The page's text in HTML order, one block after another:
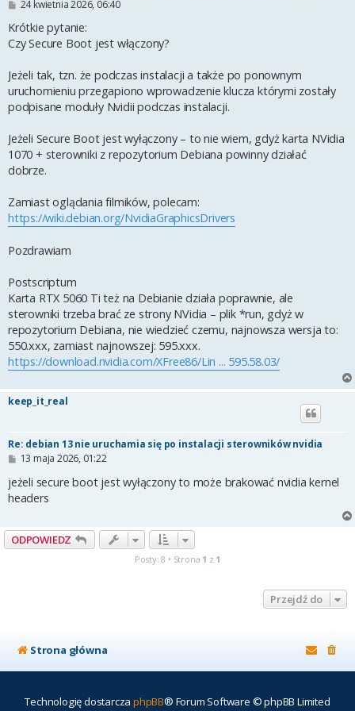
P
s
24 kwietnia 2026, 06:40
Krótkie pytanie:
Czy Secure Boot jest włączony?
Jeżeli tak, tzn. że podczas instalacji a także po ponownym
uruchomieniu przegapiono wprowadzenie klucza którymi zostały
podpisane moduły Nvidii podczas instalacji.
Jeżeli Secure Boot jest wyłączony – to nie wiem, gdyż karta NVidia
1070 + sterowniki z repozytorium Debiana powinny działać
dobrze.
Zamiast oglądania filmików, polecam:
https://wiki.debian.org/NvidiaGraphicsDrivers
Pozdrawiam
Postscriptum
Karta RTX 5060 Ti też na Debianie działa poprawnie, ale
sterowniki trzeba brać ze strony NVidia – plik *run, gdyż w
repozytorium Debiana, nie wiedzieć czemu, najnowsza wersja to:
550.xxx, zamiast najnowszej: 595.xxx.
https://download.nvidia.com/XFree86/Lin ... 595.58.03/
keep_it_real
Re: debian 13 nie uruchamia się po instalacji sterowników nvidia
P
s
13 maja 2026, 01:22
jeżeli secure boot jest wyłączony to może brakować nvidia kernel
headers
ODPOWIEDZ
Posty: 8 • Strona 1 z 1
Przejdź do
Strona główna
Technologię dostarcza phpBB® Forum Software © phpBB Limited